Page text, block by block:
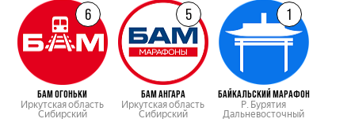
6
БАМ ОГОНЬКИ
Иркутская область
Сибирский
5
БАМ АНГАРА
Иркутская область
Сибирский
1
БАЙКАЛЬСКИЙ МАРАФОН
Р. Бурятия
Дальневосточный